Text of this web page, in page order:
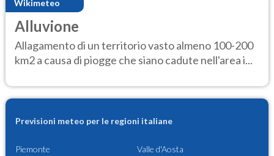
Wikimeteo
Alluvione
Allagamento di un territorio vasto almeno 100-200
km2 a causa di piogge che siano cadute nell'area i...
Previsioni meteo per le regioni italiane
Piemonte Valle d'Aosta